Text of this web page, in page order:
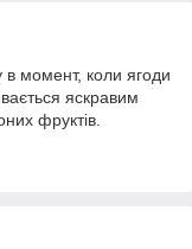
в момент, коли ягоди
яскравим
фруктів.